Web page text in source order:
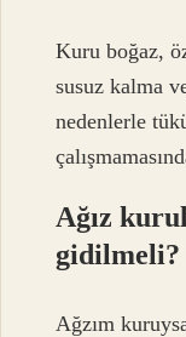
Kuru boğaz,
susuz kalma
nedenlerle
Ağız
gidilmeli?
Ağzım